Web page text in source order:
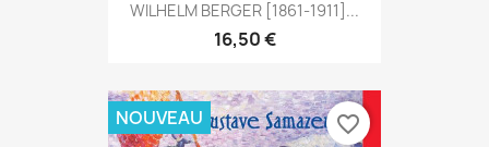
WILHELM BERGER [1861-1911]...
16,50 €
NOUVEAU favorite_border